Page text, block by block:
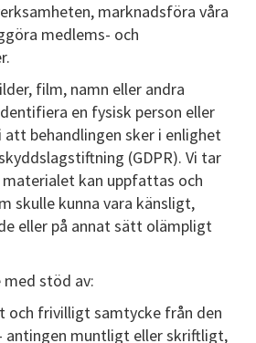
marknadsföra våra
medlems- och
film, namn eller andra
en fysisk person eller
behandlingen sker i enlighet
(GDPR). Vi tar
materialet kan uppfattas och
skulle kunna vara känsligt,
eller på annat sätt olämpligt
med stöd av:
och frivilligt samtycke från den
antingen muntligt eller skriftligt,